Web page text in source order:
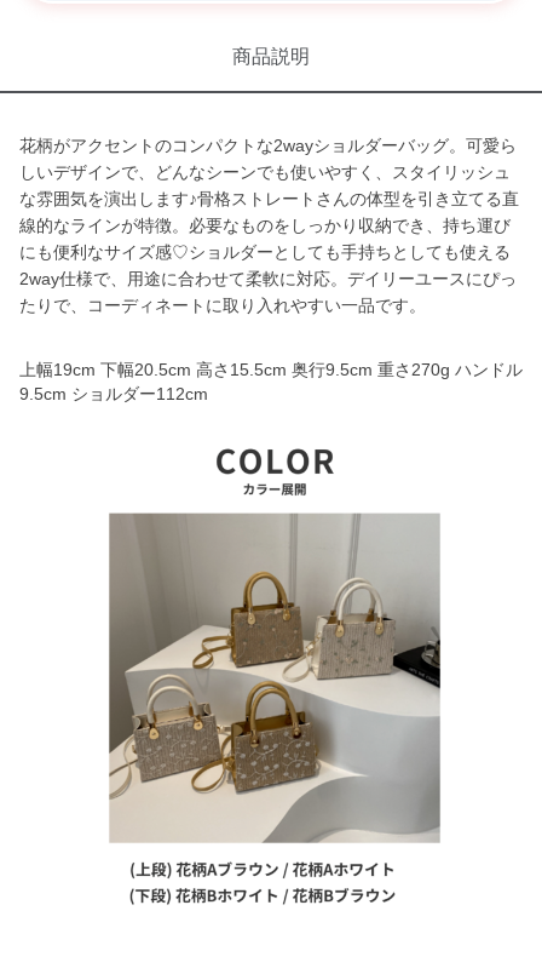
商品説明
花柄がアクセントのコンパクトな2wayショルダーバッグ。可愛ら
しいデザインで、どんなシーンでも使いやすく、スタイリッシュ
な雰囲気を演出します♪骨格ストレートさんの体型を引き立てる直
線的なラインが特徴。必要なものをしっかり収納でき、持ち運び
にも便利なサイズ感♡ショルダーとしても手持ちとしても使える
2way仕様で、用途に合わせて柔軟に対応。デイリーユースにぴっ
たりで、コーディネートに取り入れやすい一品です。
上幅19cm 下幅20.5cm 高さ15.5cm 奥行9.5cm 重さ270g ハンドル